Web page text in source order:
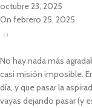
octubre 23, 2025
On febrero 25, 2025
No hay nada más
casi misión imposible.
día, y que pasar la
vayas dejando pasar (y